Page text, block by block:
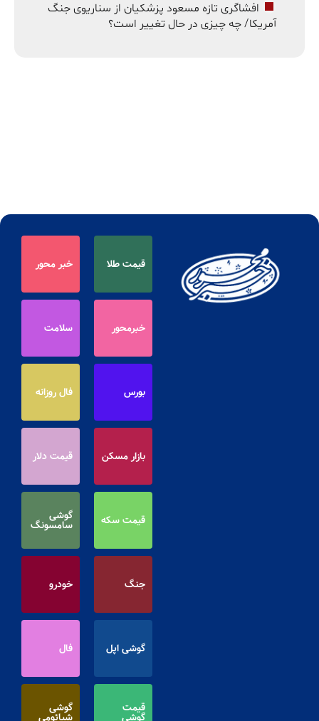
افشاگری تازه مسعود پزشکیان از سناریوی جنگ
آمریکا/ چه چیزی در حال تغییر است؟
قیمت طلا خبر محور
خبرمحور سلامت
بورس فال روزانه
بازار مسکن قیمت دلار
قیمت سکه گوشی
سامسونگ
جنگ خودرو
گوشی اپل فال
قیمت
گوشی
گوشی
شیائومی